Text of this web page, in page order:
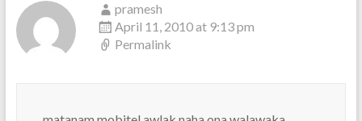
pramesh
April 11, 2010 at 9:13 pm
Permalink